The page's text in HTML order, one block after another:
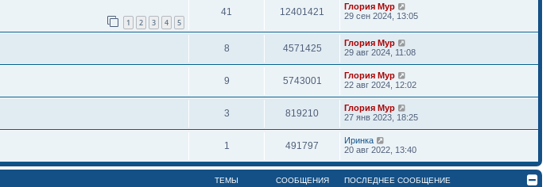
1 2 3 4 5
41 12401421
Глория Мур
29 сен 2024, 13:05
8 4571425
Глория Мур
29 авг 2024, 11:08
9 5743001
Глория Мур
22 авг 2024, 12:02
3 819210
Глория Мур
27 янв 2023, 18:25
1 491797
Иринка
20 авг 2022, 13:40
ТЕМЫ СООБЩЕНИЯ ПОСЛЕДНЕЕ СООБЩЕНИЕ